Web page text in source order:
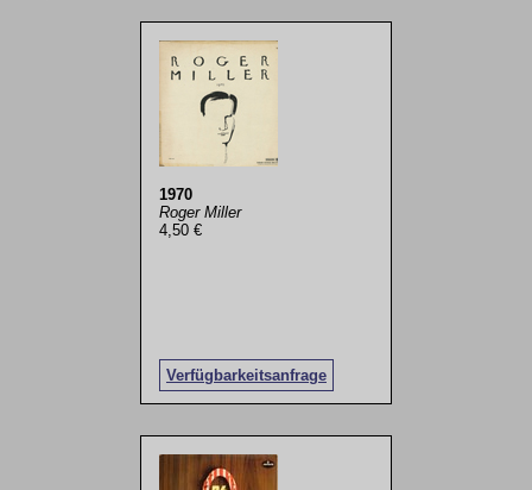
1970
Roger Miller
4,50 €
Verfügbarkeitsanfrage